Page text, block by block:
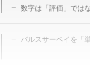
数字は「評価」では
パルスサーベイを「